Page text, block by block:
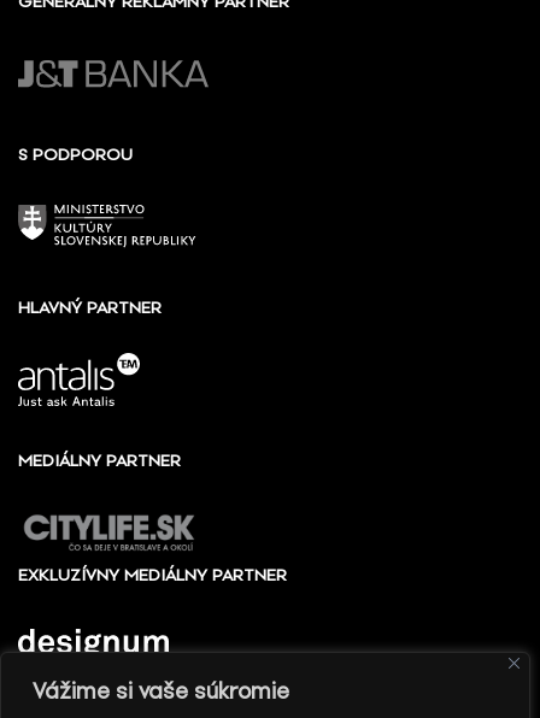
Vážime si vaše súkromie
S PODPOROU
HLAVNÝ PARTNER
MEDIÁLNY PARTNER
EXKLUZÍVNY MEDIÁLNY PARTNER